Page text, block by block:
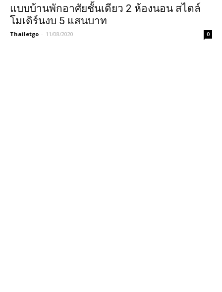
แบบบ้านพักอาศัยชั้นเดียว 2 ห้องนอน สไตล์
โมเดิร์นงบ 5 แสนบาท
Thailetgo - 11/08/2020 0